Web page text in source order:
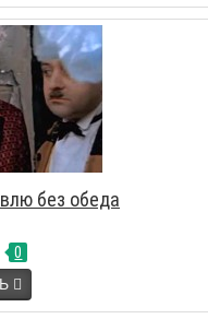
без обеда
0